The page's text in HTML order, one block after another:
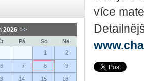
2026 >>
Pá So
Ne
1
2
6 7 8 9
14 15 16
více